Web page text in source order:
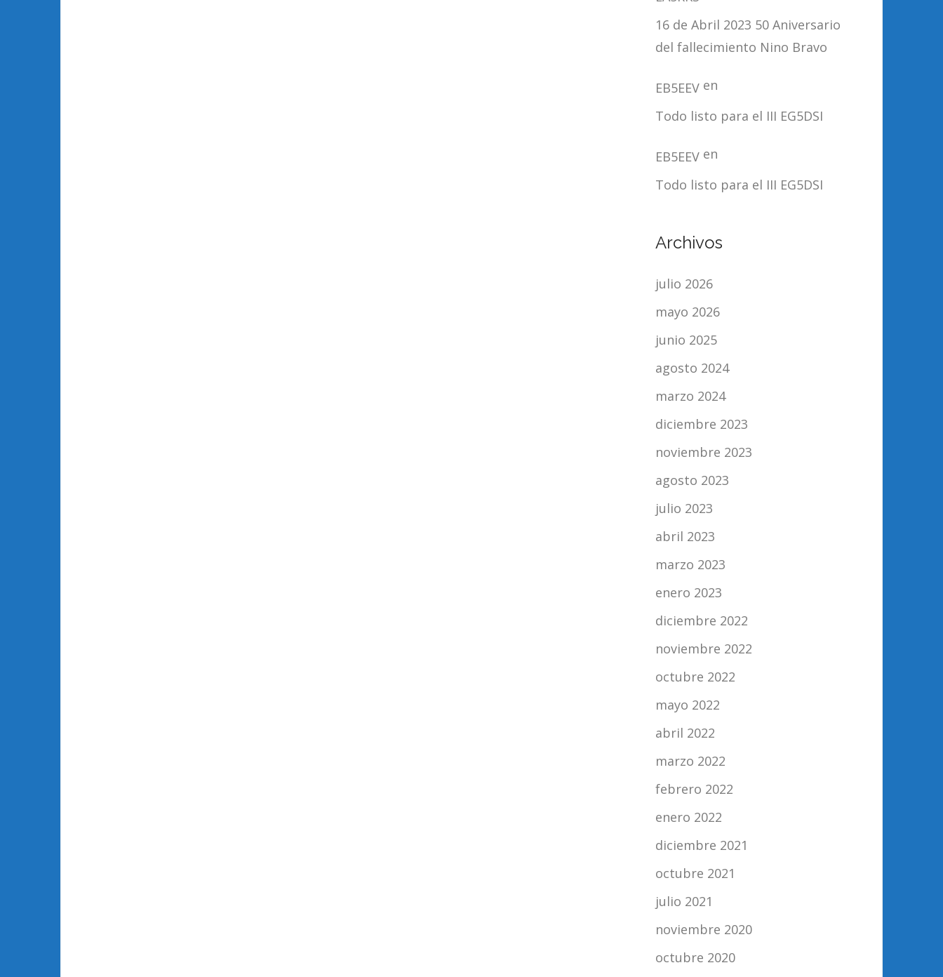
16 de Abril 2023 50 Aniversario
del fallecimiento Nino Bravo
EB5EEV en
Todo listo para el III EG5DSI
EB5EEV en
Todo listo para el III EG5DSI
Archivos
julio 2026
mayo 2026
junio 2025
agosto 2024
marzo 2024
diciembre 2023
noviembre 2023
agosto 2023
julio 2023
abril 2023
marzo 2023
enero 2023
diciembre 2022
noviembre 2022
octubre 2022
mayo 2022
abril 2022
marzo 2022
febrero 2022
enero 2022
diciembre 2021
octubre 2021
julio 2021
noviembre 2020
octubre 2020